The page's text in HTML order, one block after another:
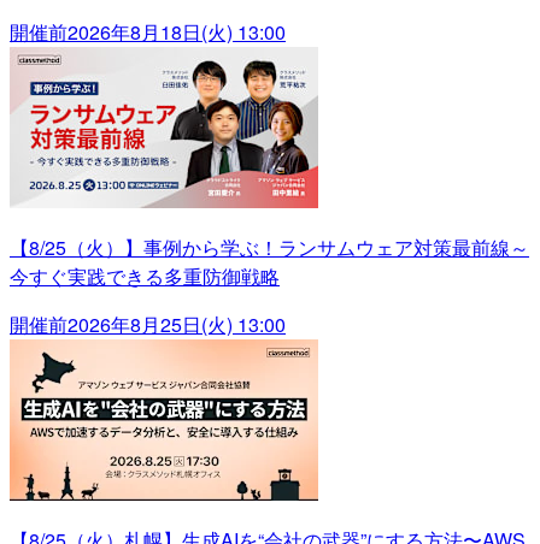
開催前2026年8月18日(火) 13:00
【8/25（火）】事例から学ぶ！ランサムウェア対策最前線～
今すぐ実践できる多重防御戦略
開催前2026年8月25日(火) 13:00